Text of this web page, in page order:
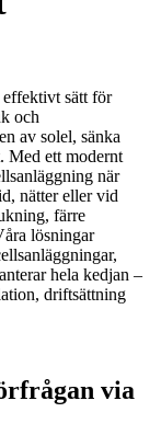
sätt för
och
av solel, sänka
Med ett modernt
när
nätter eller vid
färre
lösningar
hela kedjan –
driftsättning
via